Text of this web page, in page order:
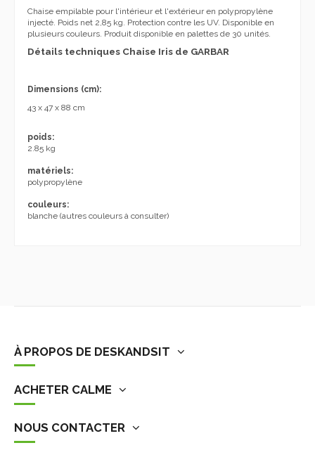
Chaise empilable pour l'intérieur et l'extérieur en polypropylène
injecté. Poids net 2,85 kg. Protection contre les UV. Disponible en
plusieurs couleurs. Produit disponible en palettes de 30 unités.
Détails techniques Chaise Iris de GARBAR
Dimensions (cm):
43 x 47 x 88 cm
poids:
2.85 kg
matériels:
polypropylène
couleurs:
blanche (autres couleurs à consulter)
À PROPOS DE DESKANDSIT
ACHETER CALME
NOUS CONTACTER